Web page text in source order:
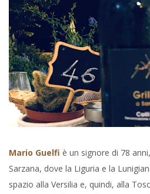
Mario Guelfi è un signore di 78
Sarzana, dove la Liguria e la
spazio alla Versilia e, quindi, alla